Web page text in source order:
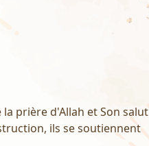
prière d'Allah et Son salut
ils se soutiennent